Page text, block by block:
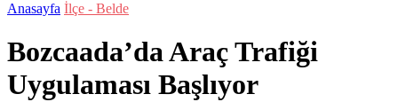
Anasayfa İlçe - Belde
Bozcaada’da Araç Trafiği
Uygulaması Başlıyor